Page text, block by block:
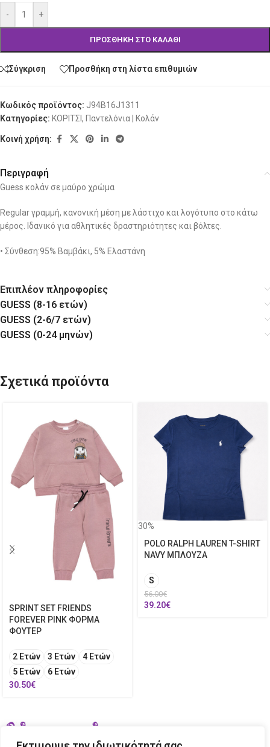
- +
ΠΡΟΣΘΉΚΗ ΣΤΟ ΚΑΛΆΘΙ
Σύγκριση Προσθήκη στη λίστα επιθυμιών
Κωδικός προϊόντος: J94B16J1311
Κατηγορίες: ΚΟΡΙΤΣΙ , Παντελόνια | Κολάν
Κοινή χρήση:
Περιγραφή
Guess κολάν σε μαύρo χρώμα
Regular γραμμή, κανονική μέση με λάστιχο και λογότυπο στο κάτω
μέρος. Ιδανικό για αθλητικές δραστηριότητες και βόλτες.
• Σύνθεση:95% Βαμβάκι, 5% Ελαστάνη
Επιπλέον πληροφορίες
GUESS (8-16 ετών)
GUESS (2-6/7 ετών)
GUESS (0-24 μηνών)
Σχετικά προϊόντα
SPRINT SET FRIENDS
FOREVER PINK ΦΟΡΜΑ
ΦΟΥΤΕΡ
2 Ετών 3 Ετών
4 Ετών
5 Ετών
6 Ετών
30.50€
30%
POLO RALPH LAUREN T-SHIRT
NAVY ΜΠΛΟΥΖΑ
S
56.00€
39.20€